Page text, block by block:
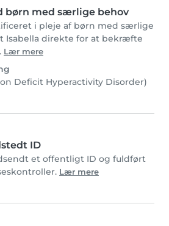
børn med særlige behov
i pleje af børn med særlige
Isabella direkte for at bekræfte
Lær mere
Deficit Hyperactivity Disorder)
ID
et offentligt ID og fuldført
Lær mere